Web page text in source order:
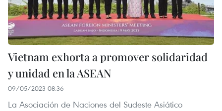
Vietnam exhorta a promover solidaridad
y unidad en la ASEAN
09/05/2023 08:36
La Asociación de Naciones del Sudeste Asiático